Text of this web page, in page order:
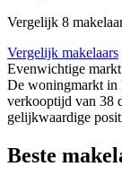
Vergelijk 8
Vergelijk makelaars
Evenwichtige markt
De woningmarkt in
verkooptijd van 38
gelijkwaardige
Beste